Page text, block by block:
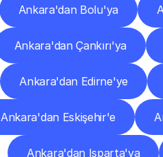
Ankara'dan Bolu'ya
Ankara'dan Çankırı'ya
Ankara'dan Edirne'ye
Ankara'dan Eskişehir'e
Ankara'dan Isparta'ya